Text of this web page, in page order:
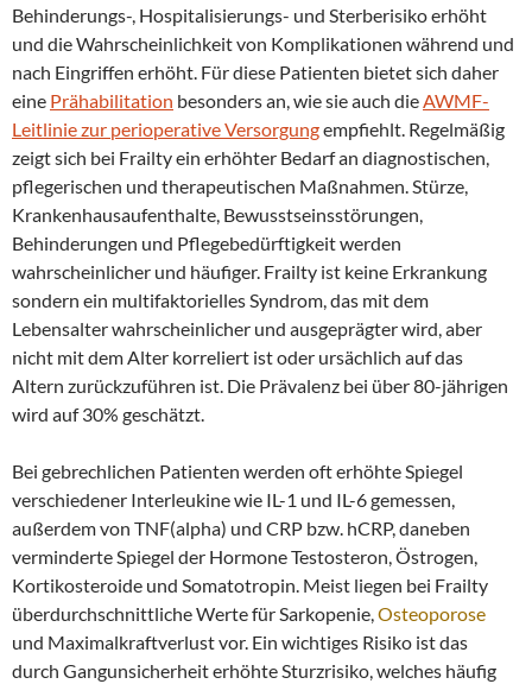
Behinderungs-, Hospitalisierungs- und Sterberisiko erhöht
und die Wahrscheinlichkeit von Komplikationen während und
nach Eingriffen erhöht. Für diese Patienten bietet sich daher
eine Prähabilitation besonders an, wie sie auch dieAWMF-
Leitlinie zur perioperative Versorgungempfiehlt. Regelmäßig
zeigt sich bei Frailty ein erhöhter Bedarf an diagnostischen,
pflegerischen und therapeutischen Maßnahmen. Stürze,
Krankenhausaufenthalte, Bewusstseinsstörungen,
Behinderungen und Pflegebedürftigkeit werden
wahrscheinlicher und häufiger. Frailty ist keine Erkrankung
sondern ein multifaktorielles Syndrom, das mit dem
Lebensalter wahrscheinlicher und ausgeprägter wird, aber
nicht mit dem Alter korreliert ist oder ursächlich auf das
Altern zurückzuführen ist. Die Prävalenz bei über 80-jährigen
wird auf 30% geschätzt.
Bei gebrechlichen Patienten werden oft erhöhte Spiegel
verschiedener Interleukine wie IL-1 und IL-6 gemessen,
außerdem von TNF(alpha) und CRP bzw. hCRP, daneben
verminderte Spiegel der Hormone Testosteron, Östrogen,
Kortikosteroide und Somatotropin. Meist liegen bei Frailty
überdurchschnittliche Werte für Sarkopenie,Osteoporose
und Maximalkraftverlust vor. Ein wichtiges Risiko ist das
durch Gangunsicherheit erhöhte Sturzrisiko, welches häufig